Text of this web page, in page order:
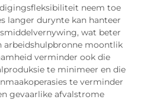
neem toe
langer durynte kan hanteer
wat beter
moontlik
verminder ook die
te minimeer en die
te verminder
gevaarlike afvalstrome